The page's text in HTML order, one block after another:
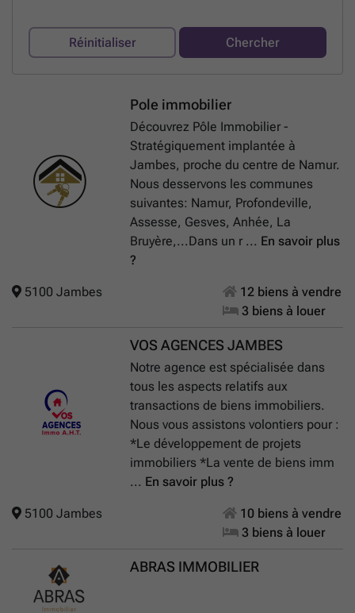
Réinitialiser Chercher
Pole immobilier
Découvrez Pôle Immobilier -
Stratégiquement implantée à
Jambes, proche du centre de Namur.
Nous desservons les communes
suivantes: Namur, Profondeville,
Assesse, Gesves, Anhée, La
Bruyère,...Dans un r ... En savoir plus
?
5100 Jambes
12 biens à vendre
3 biens à louer
VOS AGENCES JAMBES
Notre agence est spécialisée dans
tous les aspects relatifs aux
transactions de biens immobiliers.
Nous vous assistons volontiers pour :
*Le développement de projets
immobiliers *La vente de biens imm
... En savoir plus ?
5100 Jambes
10 biens à vendre
3 biens à louer
ABRAS IMMOBILIER